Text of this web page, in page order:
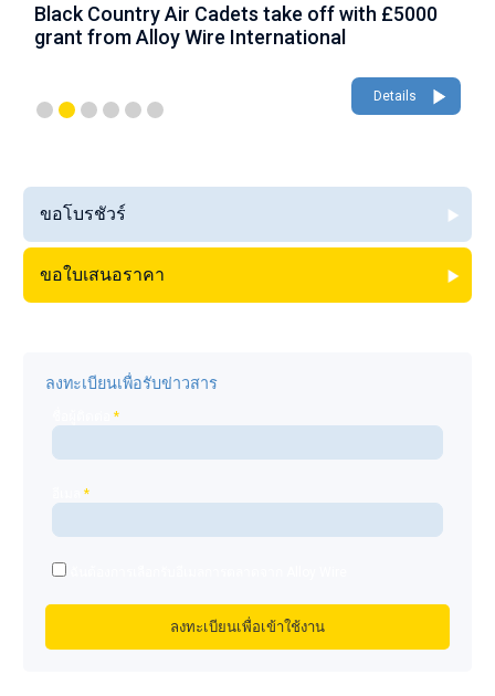
Black Country Air Cadets take off with £5000
grant from Alloy Wire International
Details
ขอโบรชัวร์
ขอใบเสนอราคา
ลงทะเบียนเพื่อรับข่าวสาร
ชื่อผู้ติดต่อ*
อีเมล*